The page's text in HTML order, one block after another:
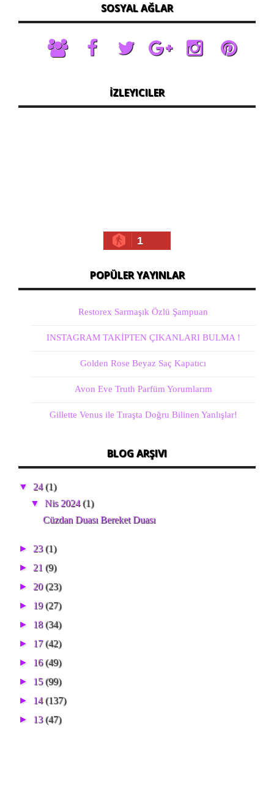
SOSYAL AĞLAR
İZLEYICILER
1
POPÜLER YAYINLAR
Restorex Sarmaşık Özlü Şampuan
INSTAGRAM TAKİPTEN ÇIKANLARI BULMA !
Golden Rose Beyaz Saç Kapatıcı
Avon Eve Truth Parfüm Yorumlarım
Gillette Venus ile Tıraşta Doğru Bilinen Yanlışlar!
BLOG ARŞIVI
▼ 24(1)
▼Nis 2024(1)
Cüzdan Duası Bereket Duası
► 23(1)
► 21 (9)
► 20(23)
► 19(27)
► 18(34)
► 17(42)
► 16(49)
► 15(99)
► 14(137)
► 13(47)